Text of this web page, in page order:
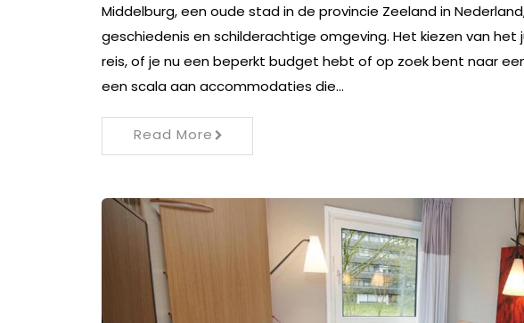
Middelburg, een oude stad in de provincie Zeeland in
geschiedenis en schilderachtige omgeving. Het kiezen van
reis, of je nu een beperkt budget hebt of op zoek bent naar
een scala aan accommodaties die…
Read More